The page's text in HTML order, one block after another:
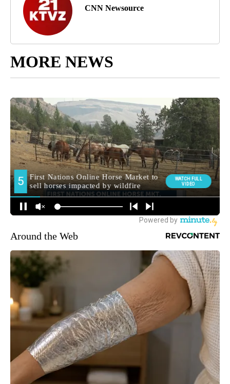
CNN Newsource
MORE NEWS
Around the Web